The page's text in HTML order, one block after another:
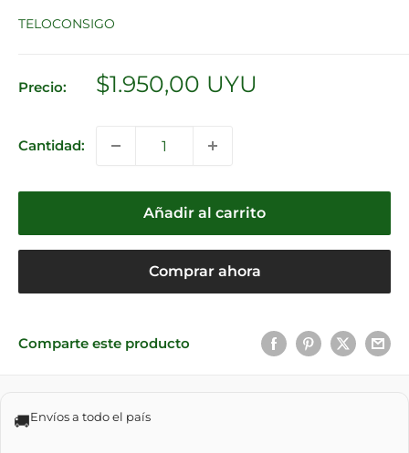
TELOCONSIGO
Precio:
Precio
$1.950,00 UYU
Cantidad:
Añadir al carrito
Comprar ahora
Comparte este producto
🚚Envíos a todo el país